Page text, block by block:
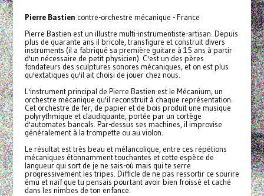
Pierre Bastien contre-orchestre mécanique - France
Pierre Bastien est un illustre multi-instrumentiste-artisan. Depuis
plus de quarante ans il bricole, transfigure et construit divers
instruments (il a fabriqué sa première guitare à 15 ans à partir
d'un nécessaire de petit physicien). C'est un des pères
fondateurs des sculptures sonores mécaniques, et on est plus
qu'extatiques qu'il ait choisi de jouer chez nous.
L'instrument principal de Pierre Bastien est le Mécanium, un
orchestre mécanique qu'il reconstruit à chaque représentation.
Cet orchestre de fer, de papier et de bois produit une musique
polyrythmique et claudiquante, portée par un cortège
d'automates bancals. Par-dessus ses machines, il improvise
généralement à la trompette ou au violon.
Le résultat est très beau et mélancolique, entre ces répétions
mécaniques étonnamment touchantes et cette espèce de
langueur qui sort de je ne sais-où mais qui te serre
progressivement les tripes. Difficle de ne pas ressortir ce sourire
ému et naïf que tu pensais pourtant avoir bien froissé et caché
dans les nimbes de ton enfance.